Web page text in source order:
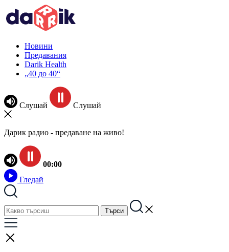
Новини
Предавания
Darik Health
„40 до 40“
Слушай Слушай
Дарик радио - предаване на живо!
00:00
Гледай